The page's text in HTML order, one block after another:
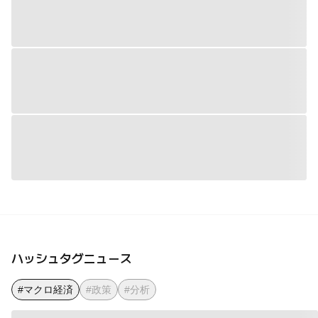
ハッシュタグニュース
#マクロ経済 #政策 #分析